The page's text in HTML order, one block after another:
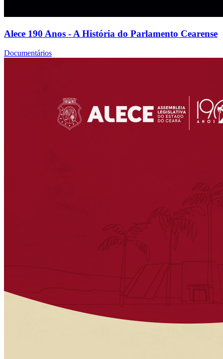
Alece 190 Anos - A História do Parlamento Cearense
Documentários